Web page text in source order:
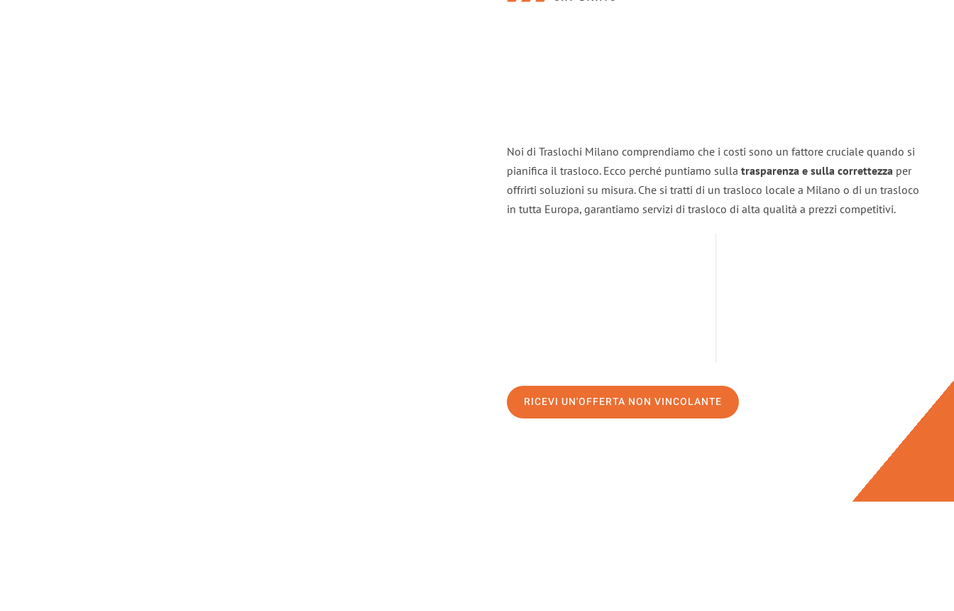
Noi di Traslochi Milano comprendiamo che i costi sono un fattore cruciale quando si
pianifica il trasloco. Ecco perché puntiamo sulla trasparenza e sulla correttezza per
offrirti soluzioni su misura. Che si tratti di un trasloco locale a Milano o di un trasloco
in tutta Europa, garantiamo servizi di trasloco di alta qualità a prezzi competitivi.
RICEVI UN'OFFERTA NON VINCOLANTE